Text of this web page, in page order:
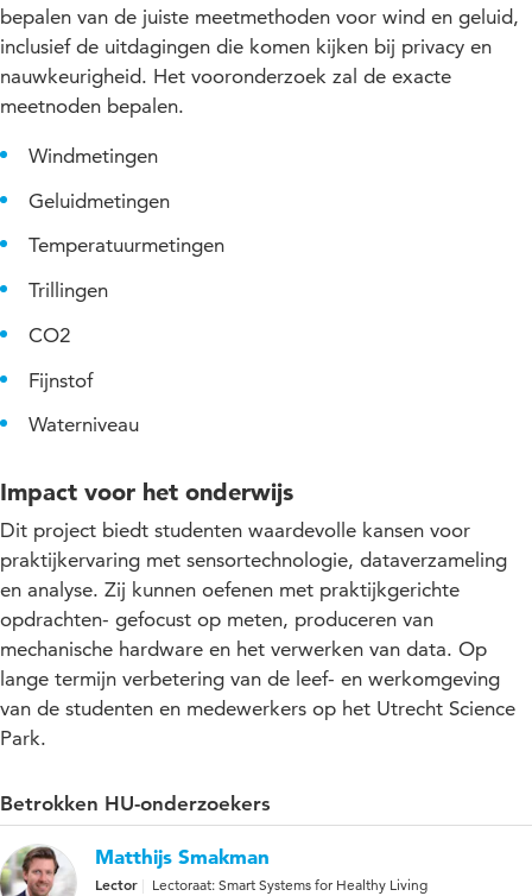
bepalen van de juiste meetmethoden voor wind en geluid,
inclusief de uitdagingen die komen kijken bij privacy en
nauwkeurigheid. Het vooronderzoek zal de exacte
meetnoden bepalen.
Windmetingen
Geluidmetingen
Temperatuurmetingen
Trillingen
CO2
Fijnstof
Waterniveau
Impact voor het onderwijs
Dit project biedt studenten waardevolle kansen voor
praktijkervaring met sensortechnologie, dataverzameling
en analyse. Zij kunnen oefenen met praktijkgerichte
opdrachten- gefocust op meten, produceren van
mechanische hardware en het verwerken van data. Op
lange termijn verbetering van de leef- en werkomgeving
van de studenten en medewerkers op het Utrecht Science
Park.
Betrokken HU-onderzoekers
Matthijs Smakman
Lector Lectoraat: Smart Systems for Healthy Living